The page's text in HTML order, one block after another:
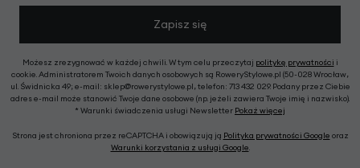
Zapisz się
Możesz zrezygnować w każdej chwili. W tym celu przeczytaj politykę prywatności i
cookie. Administratorem Twoich danych osobowych są RoweryStylowe.pl (50-028 Wrocław,
ul. Świdnicka 49; e-mail: sklep@rowerystylowe.pl, telefon: 713 432 029. Podany przez Ciebie
adres e-mail może stanowić Twoje dane osobowe (np. jeżeli zawiera Twoje imię i nazwisko).
* Warunki świadczenia usługi Newsletter Pokaż więcej
Strona jest chroniona przez reCAPTCHA i obowiązują ją Polityka prywatności Google oraz
Warunki korzystania z usługi Google.